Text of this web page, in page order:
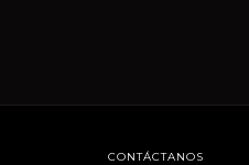
CONTÁCTANOS